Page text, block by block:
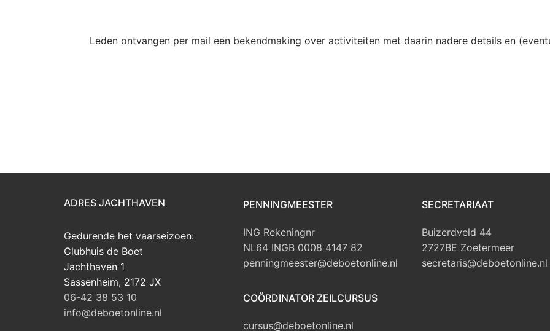
Leden ontvangen per mail een bekendmaking over activiteiten met daarin nadere details en
ADRES JACHTHAVEN
Gedurende het vaarseizoen:
Clubhuis de Boet
Jachthaven 1
Sassenheim, 2172 JX
06-42 38 53 10
info@deboetonline.nl
PENNINGMEESTER
ING Rekeningnr
NL64 INGB 0008 4147 82
penningmeester@deboetonline.nl
COÖRDINATOR ZEILCURSUS
cursus@deboetonline.nl
SECRETARIAAT
Buizerdveld 44
2727BE Zoetermeer
secretaris@deboetonline.nl